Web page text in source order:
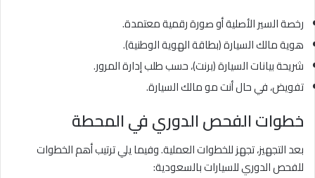
رخصة السير الأصلية أو صورة رقمية معتمدة.
هوية مالك السيارة (بطاقة الهوية الوطنية).
شريحة بيانات السيارة (برنت)، حسب طلب إدارة المرور.
تفويض، في حال أنت مو مالك السيارة.
خطوات الفحص الدوري في المحطة
بعد التجهيز، تجهز للخطوات العملية. وفيما يلي ترتيب أهم الخطوات
للفحص الدوري للسيارات بالسعودية: